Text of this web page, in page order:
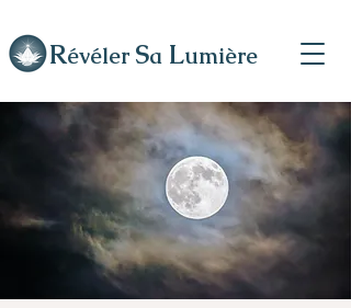
Révéler Sa Lumière